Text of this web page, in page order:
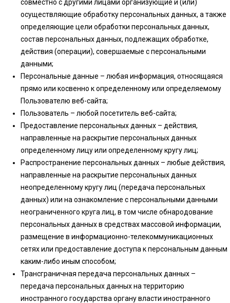
совместно с другими лицами организующие и (или)
осуществляющие обработку персональных данных, а также
определяющие цели обработки персональных данных,
состав персональных данных, подлежащих обработке,
действия (операции), совершаемые с персональными
данными;
Персональные данные – любая информация, относящаяся
прямо или косвенно к определенному или определяемому
Пользователю веб-сайта;
Пользователь – любой посетитель веб-сайта;
Предоставление персональных данных – действия,
направленные на раскрытие персональных данных
определенному лицу или определенному кругу лиц;
Распространение персональных данных – любые действия,
направленные на раскрытие персональных данных
неопределенному кругу лиц (передача персональных
данных) или на ознакомление с персональными данными
неограниченного круга лиц, в том числе обнародование
персональных данных в средствах массовой информации,
размещение в информационно-телекоммуникационных
сетях или предоставление доступа к персональным данным
каким-либо иным способом;
Трансграничная передача персональных данных –
передача персональных данных на территорию
иностранного государства органу власти иностранного